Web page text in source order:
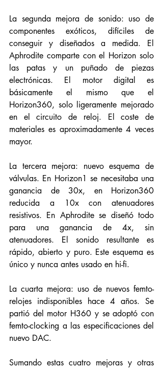
La segunda mejora de sonido: uso de
componentes exóticos, difíciles de
conseguir y diseñados a medida. El
Aphrodite comparte con el Horizon solo
las patas y un puñado de piezas
electrónicas. El motor digital es
básicamente el mismo que el
Horizon360, solo ligeramente mejorado
en el circuito de reloj. El coste de
materiales es aproximadamente 4 veces
mayor.
La tercera mejora: nuevo esquema de
válvulas. En Horizon1 se necesitaba una
ganancia de 30x, en Horizon360
reducida a 10x con atenuadores
resistivos. En Aphrodite se diseñó todo
para una ganancia de 4x, sin
atenuadores. El sonido resultante es
rápido, abierto y puro. Este esquema es
único y nunca antes usado en hi-fi.
La cuarta mejora: uso de nuevos femto-
relojes indisponibles hace 4 años. Se
partió del motor H360 y se adoptó con
femto-clocking a las especificaciones del
nuevo DAC.
Sumando estas cuatro mejoras y otras